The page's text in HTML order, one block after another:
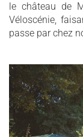
le château de
Véloscénie,
passe par chez